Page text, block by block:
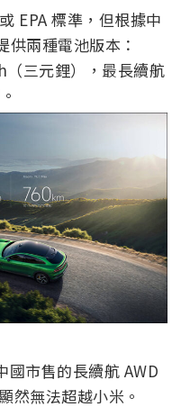
EPA 標準，但根據中
供兩種電池版本：
三元鋰），最長續航
市售的長續航 AWD
然無法超越小米。